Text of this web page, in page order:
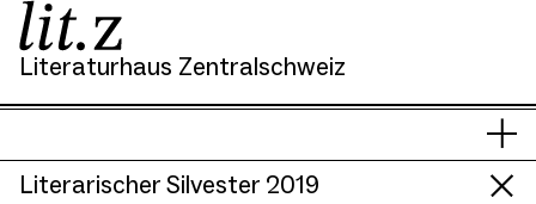
Literaturhaus Zentralschweiz
Literarischer Silvester 2019